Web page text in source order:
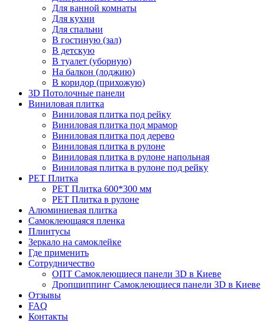
Для ванной комнаты
Для кухни
Для спальни
В гостиную (зал)
В детскую
В туалет (уборную)
На балкон (лоджию)
В коридор (прихожую)
3D Потолочные панели
Виниловая плитка
Виниловая плитка под рейку
Виниловая плитка под мрамор
Виниловая плитка под дерево
Виниловая плитка в рулоне
Виниловая плитка в рулоне напольная
Виниловая плитка в рулоне под рейку
PET Плитка
PET Плитка 600*300 мм
PET Плитка в рулоне
Алюминиевая плитка
Самоклеющаяся пленка
Плинтусы
Зеркало на самоклейке
Где применить
Сотрудничество
ОПТ Самоклеющиеся панели 3D в Киеве
Дропшиппинг Самоклеющиеся панели 3D в Киеве
Отзывы
FAQ
Контакты